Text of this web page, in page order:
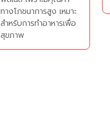
ทางโภชนาการสูง เหมาะ
สำหรับการทำอาหารเพื่อ
สุขภาพ